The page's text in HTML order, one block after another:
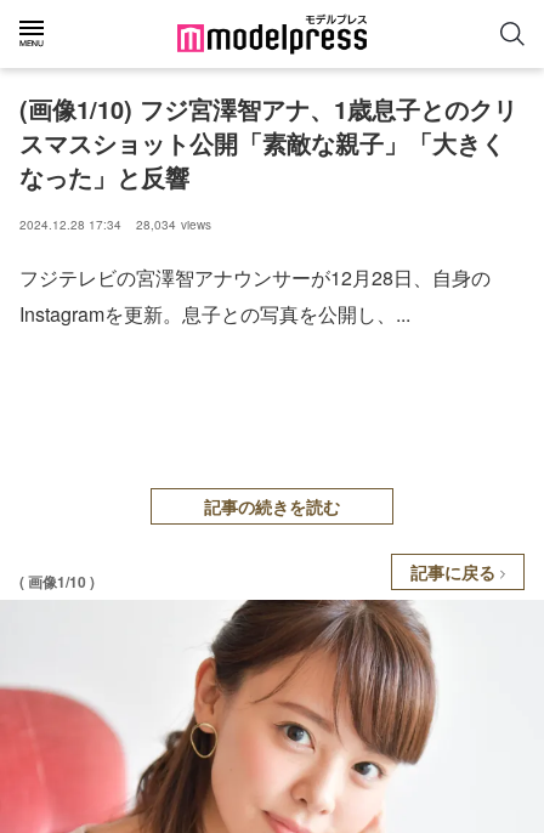
(画像1/10) フジ宮澤智アナ、1歳息子とのクリ
スマスショット公開「素敵な親子」「大きく
なった」と反響
2024.12.28 17:34 28,034 views
フジテレビの宮澤智アナウンサーが12月28日、自身の
Instagramを更新。息子との写真を公開し、...
記事の続きを読む
( 画像1/10 ) 記事に戻る